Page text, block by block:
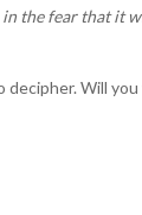
the fear that it
Will